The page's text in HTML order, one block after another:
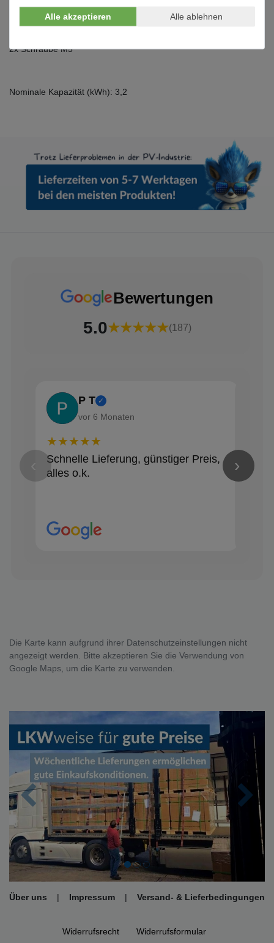
1x Batterie-Module
1x Seitliche Abdeckung
2x Schraube M5
Nominale Kapazität (kWh): 3,2
Bewertungen
5.0★★★★★(187)
P T ✓
vor 6 Monaten
★★★★★
Schnelle Lieferung, günstiger Preis,
alles o.k.
›
Die Karte kann aufgrund ihrer Datenschutzeinstellungen nicht
angezeigt werden. Bitte akzeptieren Sie die Verwendung von
Google Maps, um die Karte zu verwenden.
Zurück
Über uns | Impressum | Versand- & Lieferbedingungen
Widerrufs­recht Widerrufs­formular
Alle akzeptieren Alle ablehnen